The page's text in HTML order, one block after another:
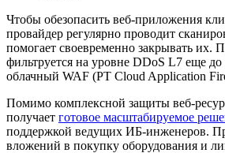
Чтобы обезопасить веб-приложения
провайдер регулярно проводит
помогает своевременно закрывать их.
фильтруется на уровне DDoS L7 еще до
облачный WAF (PT Cloud Application
Помимо комплексной защиты веб-
получает готовое масштабируемое
поддержкой ведущих ИБ-инженеров.
вложений в покупку оборудования и